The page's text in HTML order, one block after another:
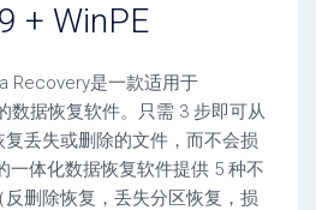
+ WinPE
Recovery是一款适用于
数据恢复软件。只需 3 步即可从
丢失或删除的文件，而不会损
一体化数据恢复软件提供 5 种不
删除恢复，丢失分区恢复，损